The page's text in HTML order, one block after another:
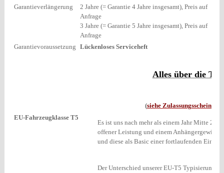
Garantieverlängerung
2 Jahre (= Garantie 4 Jahre insgesamt), Preis auf
Anfrage
3 Jahre (= Garantie 5 Jahre insgesamt), Preis auf
Anfrage
Garantievoraussetzung
Lückenloses Serviceheft
EU-Fahrzeugklasse T5
Alles über die
(siehe Zulassungsschein
Es ist uns nach mehr als einem Jahr Mitte
offener Leistung und einem
und diese als Basic einer fortlaufenden
Der Unterschied unserer EU-T5 Typisierung